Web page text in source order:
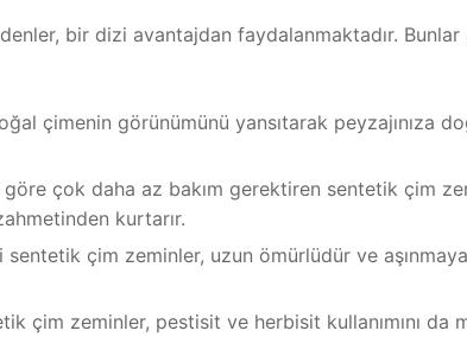
bir dizi avantajdan faydalanmaktadır. Bunlar
çimenin görünümünü yansıtarak peyzajınıza
çok daha az bakım gerektiren sentetik çim
kurtarır.
çim zeminler, uzun ömürlüdür ve aşınmaya
çim zeminler, pestisit ve herbisit kullanımını da